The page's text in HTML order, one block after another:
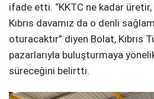
ifade etti. “KKTC ne kadar
Kıbrıs davamız da o denli
oturacaktır” diyen Bolat, Kıbrıs
pazarlarıyla buluşturmaya
süreceğini belirtti.